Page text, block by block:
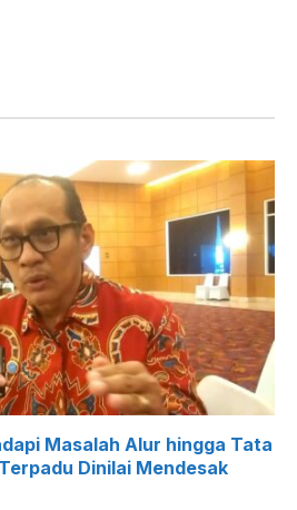
Masalah Alur hingga Tata
Dinilai Mendesak